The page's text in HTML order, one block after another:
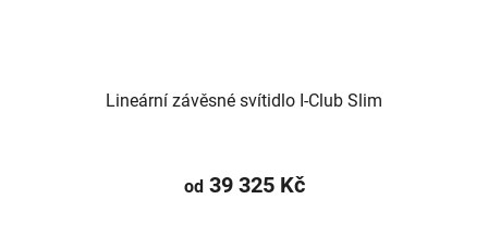
Lineární závěsné svítidlo I-Club Slim
od39 325 Kč